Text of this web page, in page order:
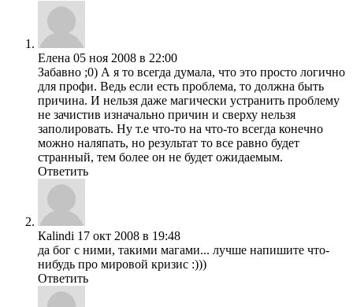
Елена 05 ноя 2008 в 22:00
Забавно ;0) А я то всегда думала, что это просто логично
для профи. Ведь если есть проблема, то должна быть
причина. И нельзя даже магически устранить проблему
не зачистив изначально причин и сверху нельзя
заполировать. Ну т.е что-то на что-то всегда конечно
можно наляпать, но результат то все равно будет
странный, тем более он не будет ожидаемым.
Ответить
Кalindi 17 окт 2008 в 19:48
да бог с ними, такими магами... лучше напишите что-
нибудь про мировой кризис :)))
Ответить